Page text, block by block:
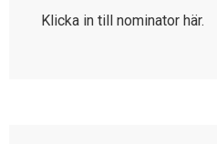
Klicka in till nominator här.